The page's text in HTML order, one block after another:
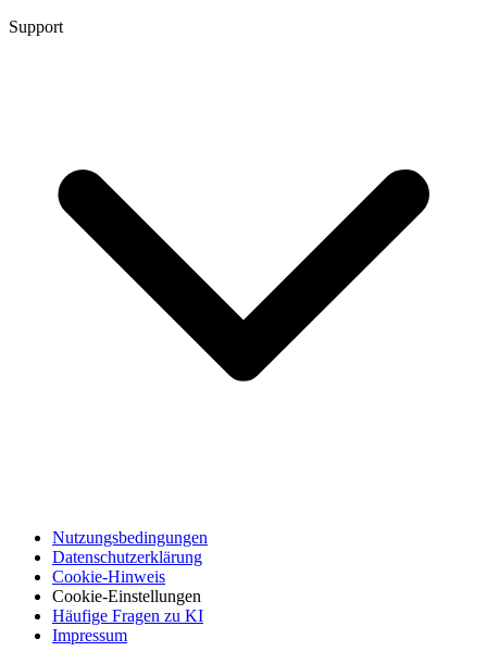
Support
Nutzungsbedingungen
Datenschutzerklärung
Cookie-Hinweis
Cookie-Einstellungen
Häufige Fragen zu KI
Impressum